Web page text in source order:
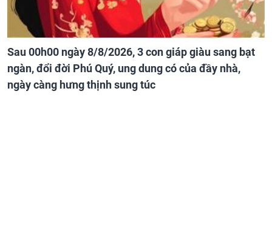
Sau 00h00 ngày 8/8/2026, 3 con giáp giàu sang bạt
ngàn, đổi đời Phú Quý, ung dung có của đầy nhà,
ngày càng hưng thịnh sung túc